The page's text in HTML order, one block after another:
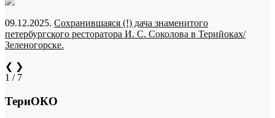
09.12.2025. Сохранившаяся (!) дача знаменитого
петербургского ресторатора И. С. Соколова в Терийоках/
Зеленогорске.
❮ ❯
1 / 7
ТериОКО